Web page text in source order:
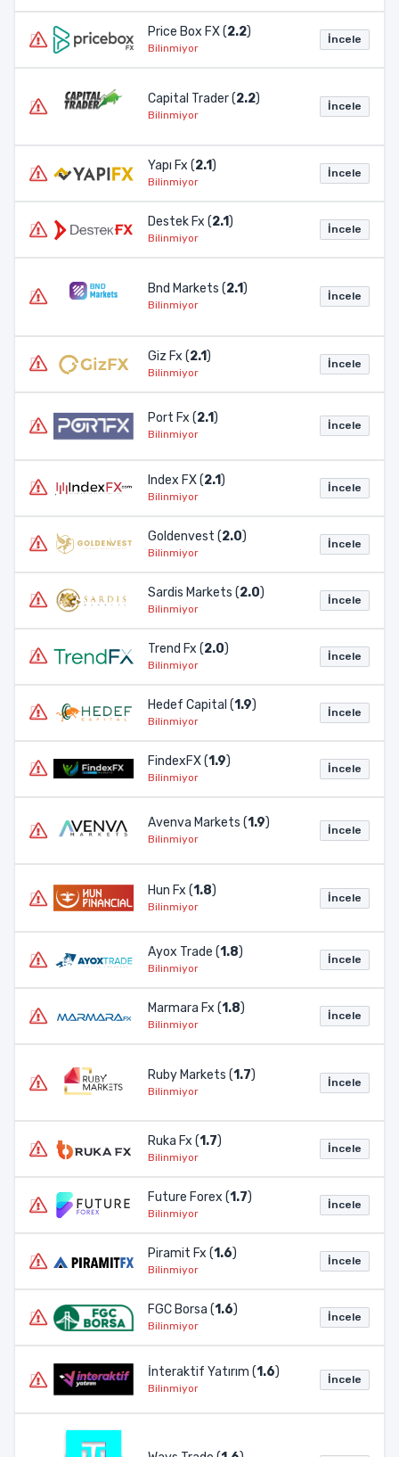
Price Box FX (2.2)
Bilinmiyor
İncele
Capital Trader (2.2)
Bilinmiyor
İncele
Yapı Fx (2.1)
Bilinmiyor
İncele
Destek Fx (2.1)
Bilinmiyor
İncele
Bnd Markets (2.1)
Bilinmiyor
İncele
Giz Fx (2.1)
Bilinmiyor
İncele
Port Fx (2.1)
Bilinmiyor
İncele
Index FX (2.1)
Bilinmiyor
İncele
Goldenvest (2.0)
Bilinmiyor
İncele
Sardis Markets (2.0)
Bilinmiyor
İncele
Trend Fx (2.0)
Bilinmiyor
İncele
Hedef Capital (1.9)
Bilinmiyor
İncele
FindexFX (1.9)
Bilinmiyor
İncele
Avenva Markets (1.9)
Bilinmiyor
İncele
Hun Fx (1.8)
Bilinmiyor
İncele
Ayox Trade (1.8)
Bilinmiyor
İncele
Marmara Fx (1.8)
Bilinmiyor
İncele
Ruby Markets (1.7)
Bilinmiyor
İncele
Ruka Fx (1.7)
Bilinmiyor
İncele
Future Forex (1.7)
Bilinmiyor
İncele
Piramit Fx (1.6)
Bilinmiyor
İncele
FGC Borsa (1.6)
Bilinmiyor
İncele
İnteraktif Yatırım (1.6)
Bilinmiyor
İncele